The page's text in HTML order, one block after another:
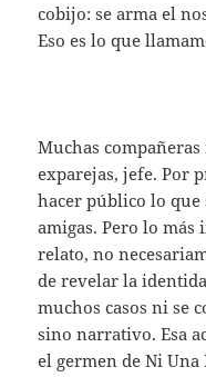
cobijo: se arma el
Eso es lo que
Muchas
exparejas, jefe. Por
hacer público lo que
amigas. Pero lo
relato, no
de revelar la
muchos casos ni se
sino narrativo. Esa
el germen de Ni